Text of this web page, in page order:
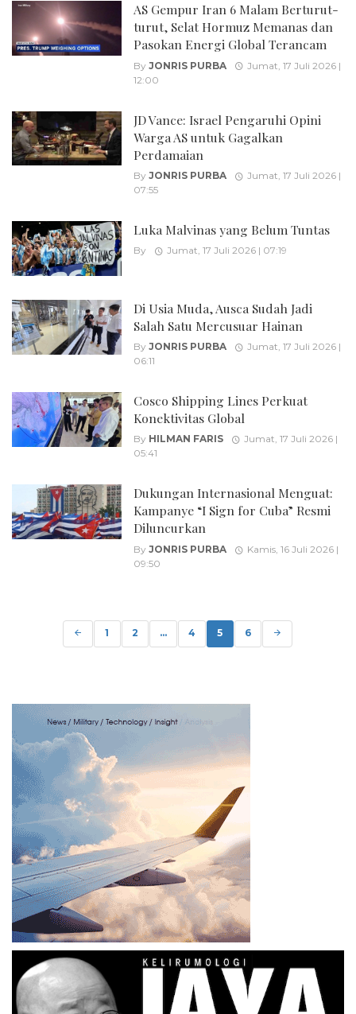
AS Gempur Iran 6 Malam Berturut-
turut, Selat Hormuz Memanas dan
Pasokan Energi Global Terancam
By JONRIS PURBA
Jumat, 17 Juli 2026 |
12:00
JD Vance: Israel Pengaruhi Opini
Warga AS untuk Gagalkan
Perdamaian
By JONRIS PURBA
Jumat, 17 Juli 2026 |
07:55
Luka Malvinas yang Belum Tuntas
By Jumat, 17 Juli 2026 | 07:19
Di Usia Muda, Ausca Sudah Jadi
Salah Satu Mercusuar Hainan
By JONRIS PURBA
Jumat, 17 Juli 2026 |
06:11
Cosco Shipping Lines Perkuat
Konektivitas Global
By HILMAN FARIS
Jumat, 17 Juli 2026 |
05:41
Dukungan Internasional Menguat:
Kampanye “I Sign for Cuba” Resmi
Diluncurkan
By JONRIS PURBA
Kamis, 16 Juli 2026 |
09:50
navigation
1 2 ... 4 5 6